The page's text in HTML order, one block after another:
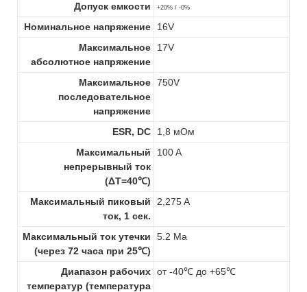
Допуск емкости
+20% / -0%
Номинальное напряжение
16V
Максимальное
абсолютное напряжение
17V
Максимальное
последовательное
напряжение
750V
ESR, DC
1,8 мОм
Максимальный
непрерывный ток
(ΔT=40℃)
100 A
Максимальный пиковый
ток, 1 сек.
2,275 A
Максимальный ток утечки
(через 72 часа при 25℃)
5.2 Ма
Диапазон рабочих
температур (температура
от -40℃ до +65℃